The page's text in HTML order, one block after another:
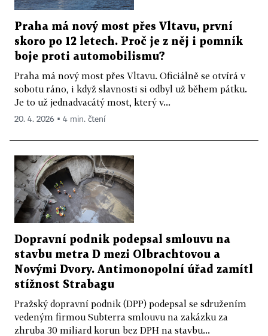
Praha má nový most přes Vltavu, první
skoro po 12 letech. Proč je z něj i pomník
boje proti automobilismu?
Praha má nový most přes Vltavu. Oficiálně se otvírá v
sobotu ráno, i když slavnosti si odbyl už během pátku.
Je to už jednadvacátý most, který v...
20. 4. 2026 ▪ 4 min. čtení
Dopravní podnik podepsal smlouvu na
stavbu metra D mezi Olbrachtovou a
Novými Dvory. Antimonopolní úřad zamítl
stížnost Strabagu
Pražský dopravní podnik (DPP) podepsal se sdružením
vedeným firmou Subterra smlouvu na zakázku za
zhruba 30 miliard korun bez DPH na stavbu...